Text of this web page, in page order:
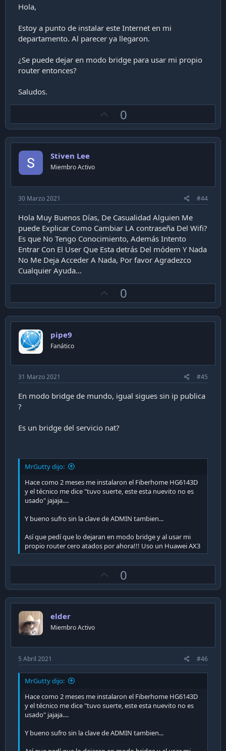
Hola,
Estoy a punto de instalar este Internet en mi
departamento. Al parecer ya llegaron.
¿Se puede dejar en modo bridge para usar mi propio
router entonces?
Saludos.
p
v
0
Stiven Lee
Miembro Activo
30 Marzo 2021 #44
Hola Muy Buenos Días, De Casualidad Alguien Me
puede Explicar Como Cambiar LA contraseña Del Wifi?
Es que No Tengo Conocimiento, Además Intento
Entrar Con El User Que Esta detrás Del módem Y Nada
No Me Deja Acceder A Nada, Por favor Agradezco
Cualquier Ayuda...
p
v
0
pipe9
Fanático
31 Marzo 2021 #45
En modo bridge de mundo, igual sigues sin ip publica
?
Es un bridge del servicio nat?
MrGutty dijo:
Hace como 2 meses me instalaron el Fiberhome HG6143D
y el técnico me dice "tuvo suerte, este esta nuevito no es
usado" jajaja....
Y bueno sufro sin la clave de ADMIN tambien...
Así que pedí que lo dejaran en modo bridge y al usar mi
propio router cero atados por ahora!!! Uso un Huawei AX3
p
v
0
elder
Miembro Activo
5 Abril 2021 #46
MrGutty dijo:
Hace como 2 meses me instalaron el Fiberhome HG6143D
y el técnico me dice "tuvo suerte, este esta nuevito no es
usado" jajaja....
Y bueno sufro sin la clave de ADMIN tambien...